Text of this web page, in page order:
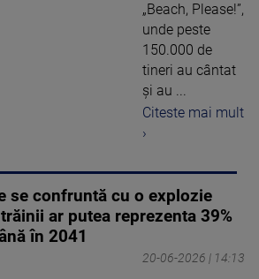
„Beach, Please!”,
unde peste
150.000 de
tineri au cântat
și au ...
Citeste mai mult
›
se confruntă cu o explozie
ar putea reprezenta 39%
în 2041
20-06-2026 | 14:13